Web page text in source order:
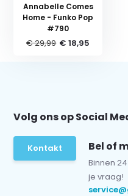
Annabelle Comes
Home - Funko Pop
#790
€ 29,99 € 18,95
Volg ons op Social
Kontakt Bel of
Binnen
je vraag!